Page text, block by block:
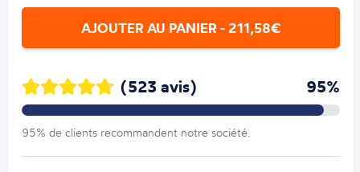
AJOUTER AU PANIER - 211,58€
(523 avis) 95%
95% de clients recommandent notre société.